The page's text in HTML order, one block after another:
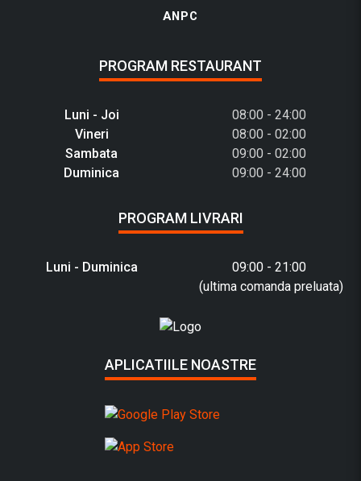
ANPC
PROGRAM RESTAURANT
Luni - Joi
08:00 - 24:00
Vineri
08:00 - 02:00
Sambata
09:00 - 02:00
Duminica
09:00 - 24:00
PROGRAM LIVRARI
Luni - Duminica
09:00 - 21:00
(ultima comanda preluata)
APLICATIILE NOASTRE